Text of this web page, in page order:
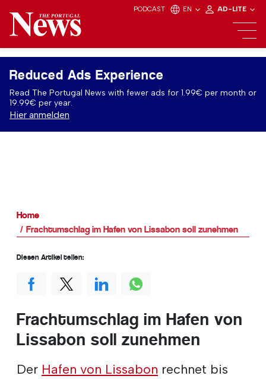
PODCAST EN AD-LITE
Reduced Ads Experience
Read The Portugal News with fewer ads for 1.99€ per month or
19.99€ per year.
Hier anmelden
Home
Frachtumschlag im Hafen von Lissabon soll zunehmen
Frachtumschlag im Hafen von
Lissabon soll zunehmen
Der Hafen von Lissabon rechnet bis
Diesen Artikel teilen: